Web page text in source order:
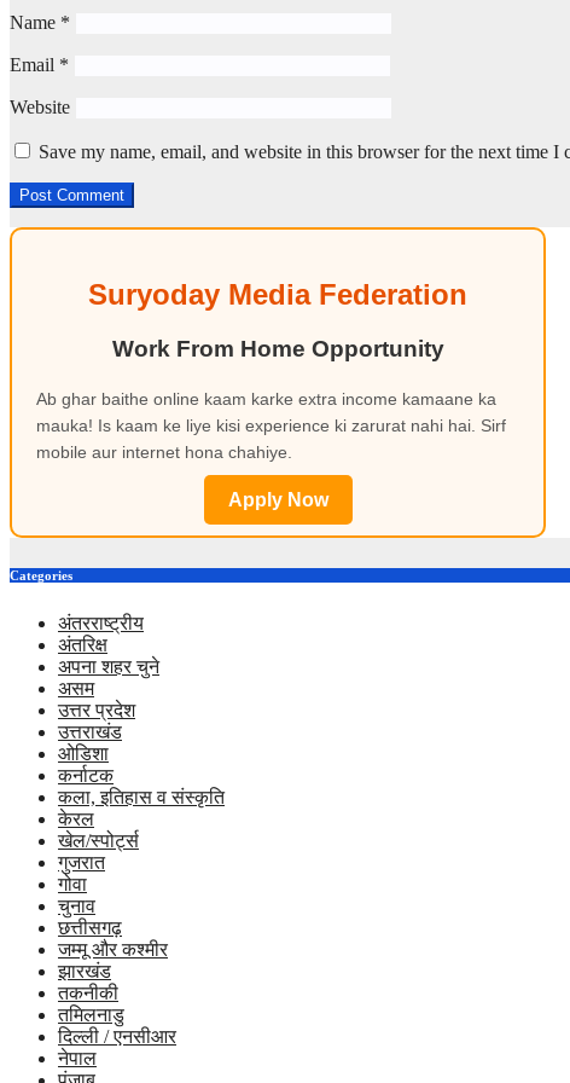
Name *
Email *
Website
Save my name, email, and website in this browser for the next time I
Suryoday Media Federation
Work From Home Opportunity
Ab ghar baithe online kaam karke extra income kamaane ka
mauka! Is kaam ke liye kisi experience ki zarurat nahi hai. Sirf
mobile aur internet hona chahiye.
Apply Now
Categories
अंतरराष्ट्रीय
अंतरिक्ष
अपना शहर चुने
असम
उत्तर प्रदेश
उत्तराखंड
ओडिशा
कर्नाटक
कला, इतिहास व संस्कृति
केरल
खेल/स्पोर्ट्स
गुजरात
गोवा
चुनाव
छत्तीसगढ़
जम्मू और कश्मीर
झारखंड
तकनीकी
तमिलनाडु
दिल्ली / एनसीआर
नेपाल